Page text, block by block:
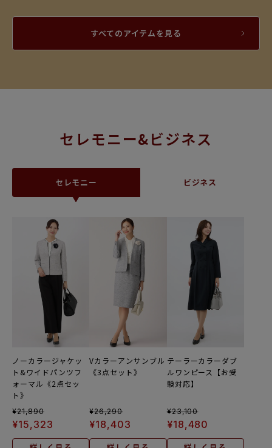
すべてのアイテムを見る
セレモニー&ビジネス
セレモニー ビジネス
ノーカラージャケッ
ト&ワイドパンツフ
ォーマル《2点セッ
ト》
¥21,890
¥15,323
Vカラーアンサンブル
《3点セット》
¥26,290
¥18,403
テーラーカラーダブ
ルワンピース【お受
験対応】
¥23,100
¥18,480